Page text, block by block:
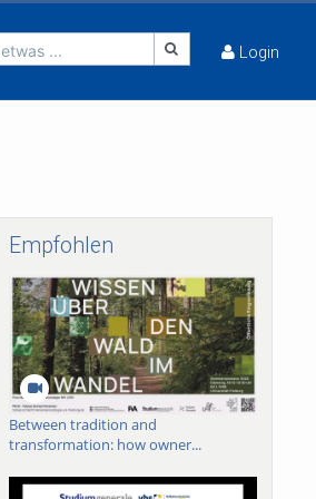
... Login
Empfohlen
Between tradition and
transformation: how owner...